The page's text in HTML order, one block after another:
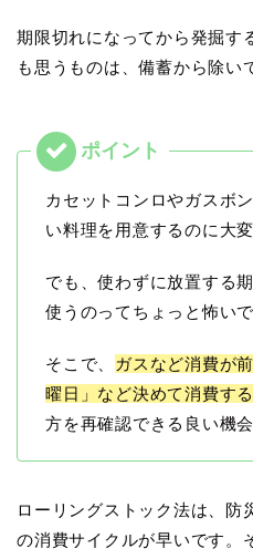
期限切れになってから発掘
も思うものは、備蓄から除い
カセットコンロやガスボ
い料理を用意するのに大
でも、使わずに放置する
使うのってちょっと怖いで
そこで、
ガスなど消費が
曜日」など決めて消費す
方を再確認できる良い機
ローリングストック法は、防
の消費サイクルが早いです。